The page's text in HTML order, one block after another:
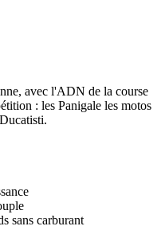
avec l'ADN de la course
: les Panigale les motos
sans carburant